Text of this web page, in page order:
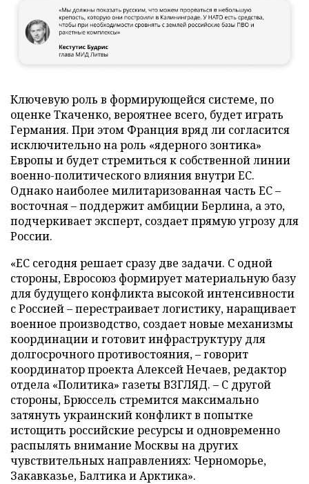
Ключевую роль в формирующейся системе, по
оценке Ткаченко, вероятнее всего, будет играть
Германия. При этом Франция вряд ли согласится
исключительно на роль «ядерного зонтика»
Европы и будет стремиться к собственной линии
военно-политического влияния внутри ЕС.
Однако наиболее милитаризованная часть ЕС –
восточная – поддержит амбиции Берлина, а это,
подчеркивает эксперт, создает прямую угрозу для
России.
«ЕС сегодня решает сразу две задачи. С одной
стороны, Евросоюз формирует материальную базу
для будущего конфликта высокой интенсивности
с Россией – перестраивает логистику, наращивает
военное производство, создает новые механизмы
координации и готовит инфраструктуру для
долгосрочного противостояния, – говорит
координатор проекта Алексей Нечаев, редактор
отдела «Политика» газеты ВЗГЛЯД. – С другой
стороны, Брюссель стремится максимально
затянуть украинский конфликт в попытке
истощить российские ресурсы и одновременно
распылять внимание Москвы на других
чувствительных направлениях: Черноморье,
Закавказье, Балтика и Арктика».